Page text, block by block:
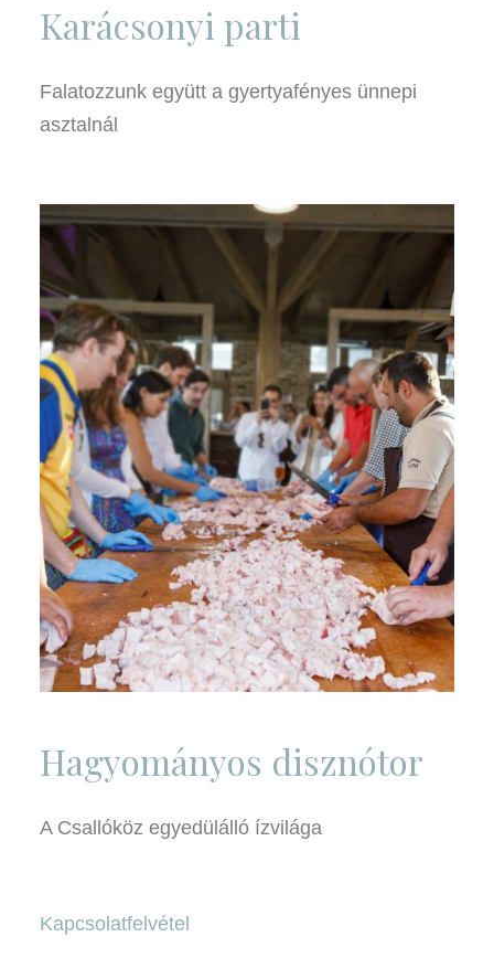
Karácsonyi parti
Falatozzunk együtt a gyertyafényes ünnepi
asztalnál
Hagyományos disznótor
A Csallóköz egyedülálló ízvilága
Kapcsolatfelvétel